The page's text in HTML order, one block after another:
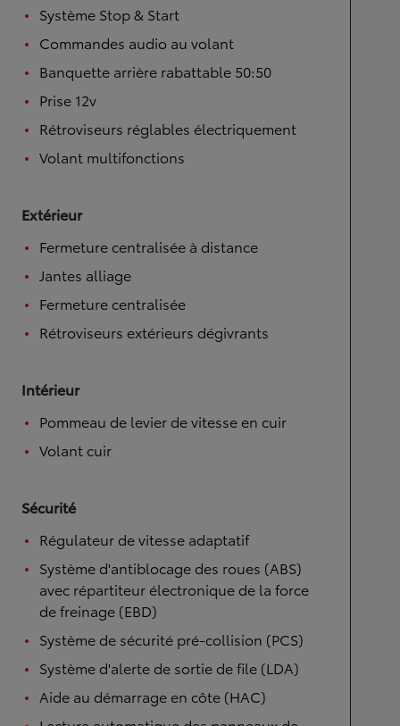
Système Stop & Start
Commandes audio au volant
Banquette arrière rabattable 50:50
Prise 12v
Rétroviseurs réglables électriquement
Volant multifonctions
Extérieur
Fermeture centralisée à distance
Jantes alliage
Fermeture centralisée
Rétroviseurs extérieurs dégivrants
Intérieur
Pommeau de levier de vitesse en cuir
Volant cuir
Sécurité
Régulateur de vitesse adaptatif
Système d'antiblocage des roues (ABS)
avec répartiteur électronique de la force
de freinage (EBD)
Système de sécurité pré-collision (PCS)
Système d'alerte de sortie de file (LDA)
Aide au démarrage en côte (HAC)